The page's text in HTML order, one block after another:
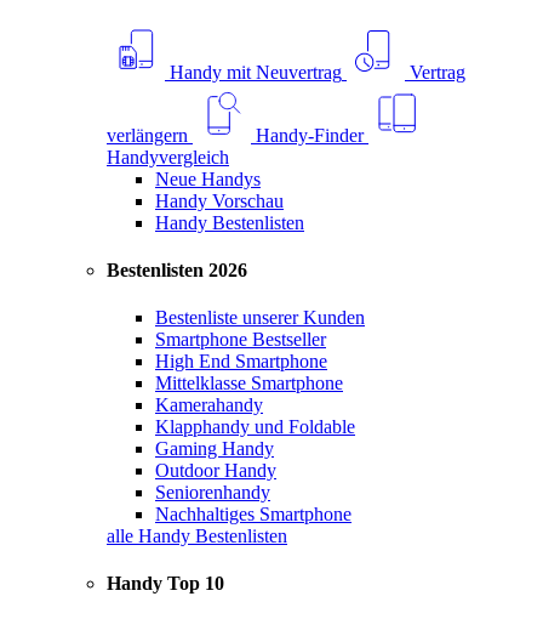
Handy mit Neuvertrag Vertrag
verlängern
Handy-Finder
Handyvergleich
Neue Handys
Handy Vorschau
Handy Bestenlisten
Bestenlisten 2026
Bestenliste unserer Kunden
Smartphone Bestseller
High End Smartphone
Mittelklasse Smartphone
Kamerahandy
Klapphandy und Foldable
Gaming Handy
Outdoor Handy
Seniorenhandy
Nachhaltiges Smartphone
alle Handy Bestenlisten
Handy Top 10